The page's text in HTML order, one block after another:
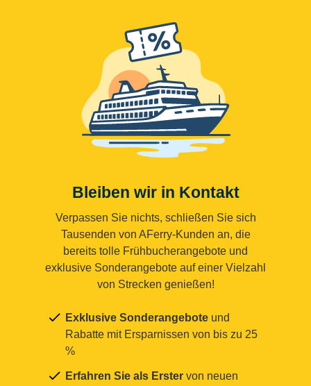
Bleiben wir in Kontakt
Verpassen Sie nichts, schließen Sie sich
Tausenden von AFerry-Kunden an, die
bereits tolle Frühbucherangebote und
exklusive Sonderangebote auf einer Vielzahl
von Strecken genießen!
Exklusive Sonderangebote und
Rabatte mit Ersparnissen von bis zu 25
%
Erfahren Sie als Erster von neuen